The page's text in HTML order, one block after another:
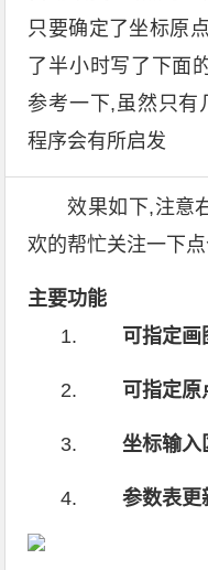
只要确定了坐标原
了半小时写了下面
参考一下,虽然只有
程序会有所启发
效果如下,注意
欢的帮忙关注一下
主要功能
可指定
可指定原
坐标输入
参数表更